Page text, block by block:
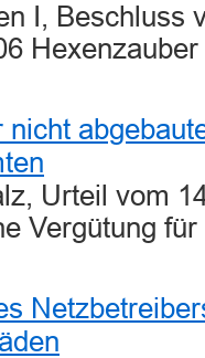
I, Beschluss
nicht
Urteil vom
Vergütung